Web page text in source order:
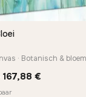
SNEL BEKIJKEN
· Botanisch &
167,88 €